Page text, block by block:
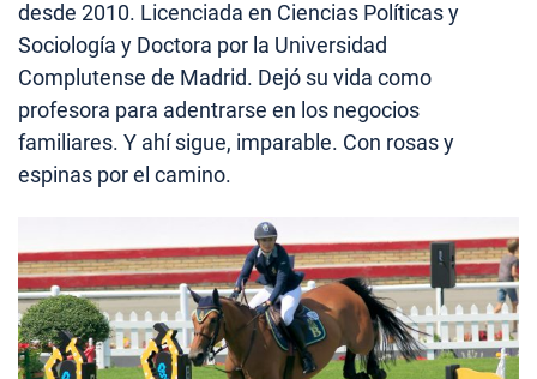
desde 2010. Licenciada en Ciencias Políticas y
Sociología y Doctora por la Universidad
Complutense de Madrid. Dejó su vida como
profesora para adentrarse en los negocios
familiares. Y ahí sigue, imparable. Con rosas y
espinas por el camino.